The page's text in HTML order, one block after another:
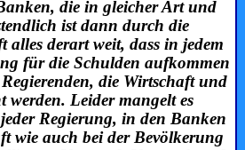
die in gleicher Art und
ist dann durch die
alles derart weit, dass in jedem
für die Schulden aufkommen
die Wirtschaft und
werden. Leider mangelt es
Regierung, in den Banken
wie auch bei der Bevölkerung